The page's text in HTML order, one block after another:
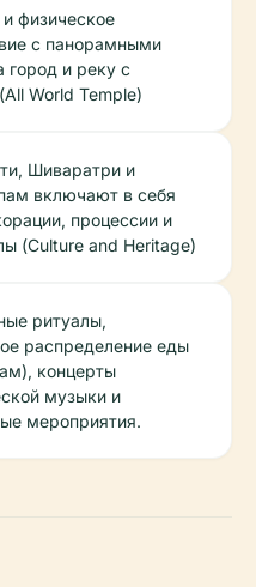
физическое
с панорамными
город и реку с
World Temple)
Шиваратри и
включают в себя
процессии и
(Culture and Heritage)
ритуалы,
распределение еды
концерты
музыки и
мероприятия.